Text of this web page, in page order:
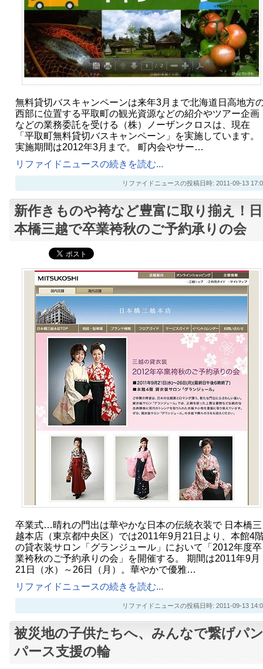
無料貸切バスキャンペーンは来年3月まで北海道日高地方
西部に位置する平取町の観光資源などの紹介やツアー企画
などの業務委託を受ける（株）ノーザンクロスは、現在
「平取町無料貸切バスキャンペーン」を実施しています。
実施期間は2012年3月まで。 町内会やサー…
リファイドニュースの続きを読む...
リファイドニュースの投稿日時: 2011-09-13
新作きものや袴など豊富に取り揃え！日
本橋三越で卒業袴秋のご予約承りの会
卒業式…晴れの門出は華やかな日本の伝統衣装で 日本橋三
越本店（東京都中央区）では2011年9月21日より、本館4
の貸衣装サロン「グランジュール」において「2012年度卒
業袴秋のご予約承りの会」を開催する。 期間は2011年9月
21日（水）～26日（月）。華やかで優雅…
リファイドニュースの続きを読む...
リファイドニュースの投稿日時: 2011-09-13
被災地の子供たちへ、みんなで繋げパン
パース支援の輪